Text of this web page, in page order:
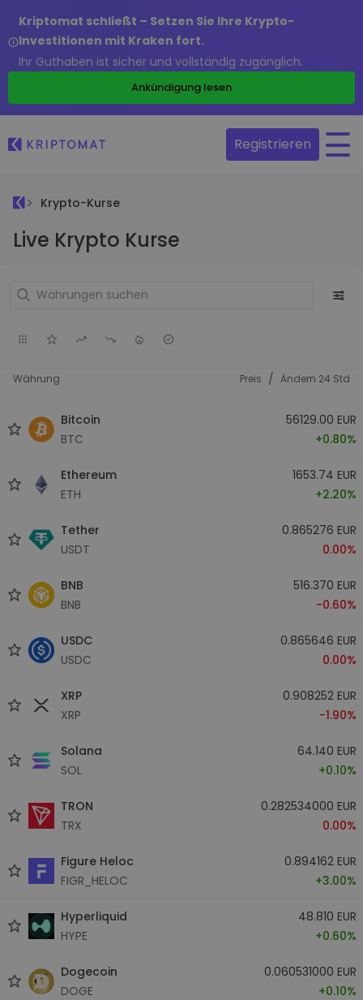
Kriptomat schließt – Setzen Sie Ihre Krypto-
Investitionen mit Kraken fort.
Ihr Guthaben ist sicher und vollständig zugänglich.
Ankündigung lesen
Registrieren
Krypto-Kurse
Live Krypto Kurse
Währung Preis / Ändern 24 Std
Bitcoin
BTC
56129.00 EUR
+0.80%
Ethereum
ETH
1653.74 EUR
+2.20%
Tether
USDT
0.865276 EUR
0.00%
BNB
BNB
516.370 EUR
-0.60%
USDC
USDC
0.865646 EUR
0.00%
XRP
XRP
0.908252 EUR
-1.90%
Solana
SOL
64.140 EUR
+0.10%
TRON
TRX
0.282534000 EUR
0.00%
Figure Heloc
FIGR_HELOC
0.894162 EUR
+3.00%
Hyperliquid
HYPE
48.810 EUR
+0.60%
Dogecoin
DOGE
0.060531000 EUR
+0.10%